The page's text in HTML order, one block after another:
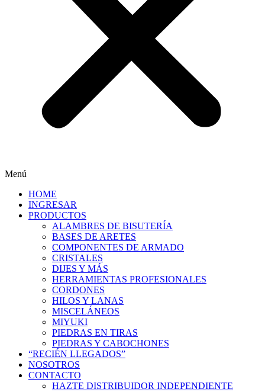
Menú
HOME
INGRESAR
PRODUCTOS
ALAMBRES DE BISUTERÍA
BASES DE ARETES
COMPONENTES DE ARMADO
CRISTALES
DIJES Y MÁS
HERRAMIENTAS PROFESIONALES
CORDONES
HILOS Y LANAS
MISCELÁNEOS
MIYUKI
PIEDRAS EN TIRAS
PIEDRAS Y CABOCHONES
“RECIÉN LLEGADOS”
NOSOTROS
CONTACTO
HAZTE DISTRIBUIDOR INDEPENDIENTE